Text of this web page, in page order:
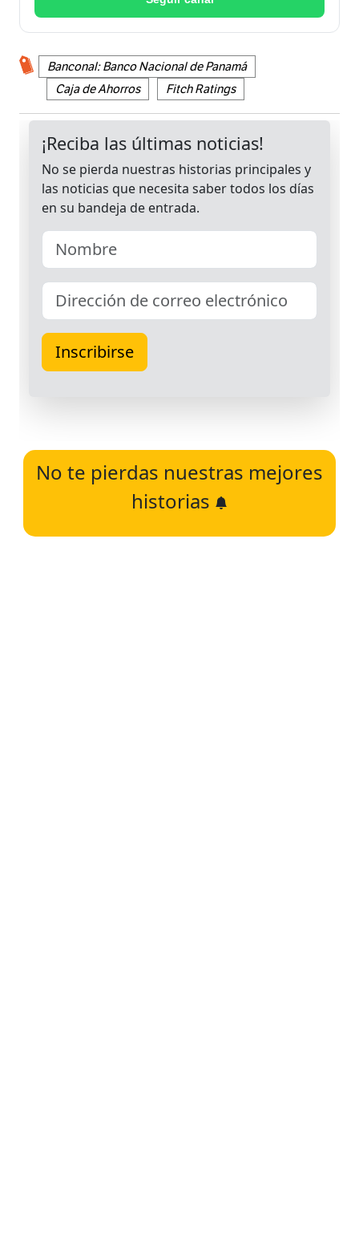
Banconal: Banco Nacional de Panamá
Caja de Ahorros
Fitch Ratings
No te pierdas nuestras mejores
historias